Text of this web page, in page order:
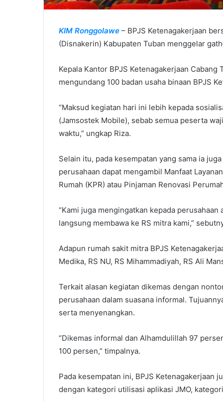
KIM Ronggolawe – BPJS Ketenagakerjaan
(Disnakerin) Kabupaten Tuban menggelar
Kepala Kantor BPJS Ketenagakerjaan
mengundang 100 badan usaha binaan BPJS
“Maksud kegiatan hari ini lebih kepada
(Jamsostek Mobile), sebab semua peserta
waktu,” ungkap Riza.
Selain itu, pada kesempatan yang sama ia
perusahaan dapat mengambil Manfaat
Rumah (KPR) atau Pinjaman Renovasi
“Kami juga mengingatkan kepada
langsung membawa ke RS mitra kami,”
Adapun rumah sakit mitra BPJS
Medika, RS NU, RS Mihammadiyah, RS Ali
Terkait alasan kegiatan dikemas dengan
perusahaan dalam suasana informal.
serta menyenangkan.
“Dikemas informal dan Alhamdulillah 97
100 persen,” timpalnya.
Pada kesempatan ini, BPJS Ketenagakerjaan
dengan kategori utilisasi aplikasi JMO,